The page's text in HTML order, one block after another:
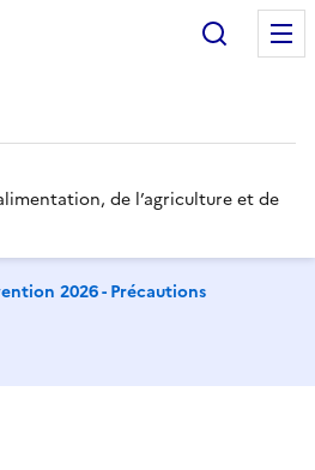
de l’agriculture et de
2026 - Précautions